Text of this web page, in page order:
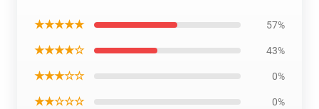
★★★★★ 57%
★★★★☆ 43%
★★★☆☆ 0%
★★☆☆☆ 0%